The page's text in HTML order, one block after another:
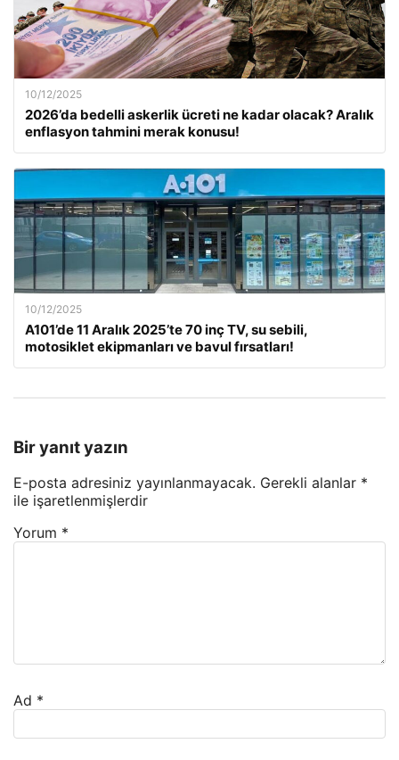
10/12/2025
2026’da bedelli askerlik ücreti ne kadar olacak? Aralık
enflasyon tahmini merak konusu!
10/12/2025
A101’de 11 Aralık 2025’te 70 inç TV, su sebili,
motosiklet ekipmanları ve bavul fırsatları!
Bir yanıt yazın
E-posta adresiniz yayınlanmayacak. Gerekli alanlar *
ile işaretlenmişlerdir
Yorum *
Ad *